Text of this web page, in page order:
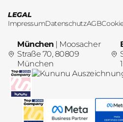
LEGAL
ImpressumDatenschutzAGB
München | Moosacher
Straße 70, 80809
München